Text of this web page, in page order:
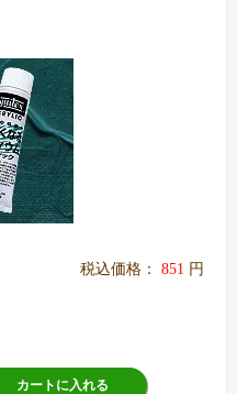
税込価格： 851 円
カートに入れる